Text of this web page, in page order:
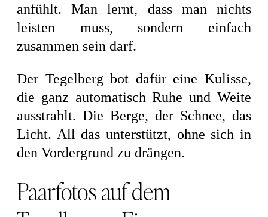
anfühlt. Man lernt, dass man nichts
leisten muss, sondern einfach
zusammen sein darf.
Der Tegelberg bot dafür eine Kulisse,
die ganz automatisch Ruhe und Weite
ausstrahlt. Die Berge, der Schnee, das
Licht. All das unterstützt, ohne sich in
den Vordergrund zu drängen.
Paarfotos auf dem